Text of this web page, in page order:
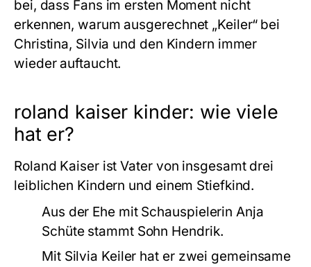
bei, dass Fans im ersten Moment nicht
erkennen, warum ausgerechnet „Keiler“ bei
Christina, Silvia und den Kindern immer
wieder auftaucht.
roland kaiser kinder: wie viele
hat er?
Roland Kaiser ist Vater von insgesamt drei
leiblichen Kindern und einem Stiefkind.
Aus der Ehe mit Schauspielerin Anja
Schüte stammt Sohn Hendrik.
Mit Silvia Keiler hat er zwei gemeinsame